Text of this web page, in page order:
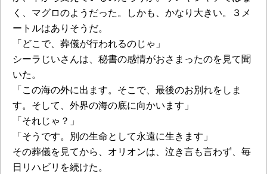
く、マグロのようだった。しかも、かなり大きい。３メ
ートルはありそうだ。
「どこで、葬儀が行われるのじゃ」
シーラじいさんは、秘書の感情がおさまったのを見て聞
いた。
「この海の外に出ます。そこで、最後のお別れをしま
す。そして、外界の海の底に向かいます」
「それじゃ？」
「そうです。別の生命として永遠に生きます」
その葬儀を見てから、オリオンは、泣き言も言わず、毎
日リハビリを続けた。